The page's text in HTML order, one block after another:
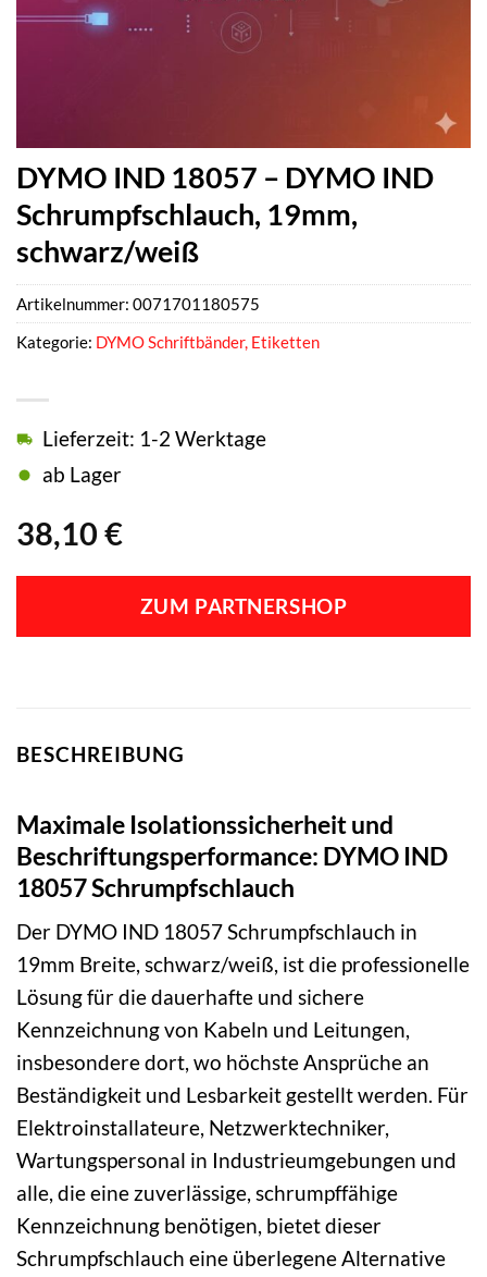
DYMO IND 18057 – DYMO IND
Schrumpfschlauch, 19mm,
schwarz/weiß
38,10 €
Lieferzeit: 1-2 Werktage
ab Lager
ZUM PARTNERSHOP
Artikelnummer: 0071701180575
Kategorie: DYMO Schriftbänder, Etiketten
BESCHREIBUNG
Maximale Isolationssicherheit und
Beschriftungsperformance: DYMO IND
18057 Schrumpfschlauch
Der DYMO IND 18057 Schrumpfschlauch in
19mm Breite, schwarz/weiß, ist die professionelle
Lösung für die dauerhafte und sichere
Kennzeichnung von Kabeln und Leitungen,
insbesondere dort, wo höchste Ansprüche an
Beständigkeit und Lesbarkeit gestellt werden. Für
Elektroinstallateure, Netzwerktechniker,
Wartungspersonal in Industrieumgebungen und
alle, die eine zuverlässige, schrumpffähige
Kennzeichnung benötigen, bietet dieser
Schrumpfschlauch eine überlegene Alternative